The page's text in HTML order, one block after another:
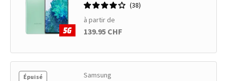
38
à partir de
139.95 CHF
Épuisé Samsung